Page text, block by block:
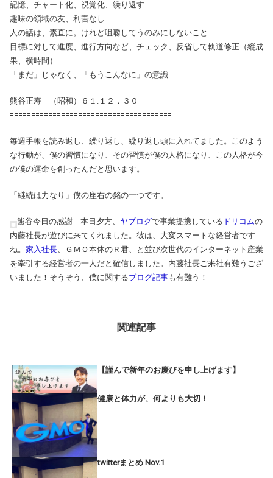
記憶、チャート化、視覚化、繰り返す
趣味の領域の友、利害なし
人の話は、素直に。けれど咀嚼してうのみにしないこと
目標に対して進度、進行方向など、チェック、反省して軌道修正（縦成
果、横時間）
「まだ」じゃなく、「もうこんなに」の意識
熊谷正寿 （昭和）６１.１２．３０
======================================
毎週手帳を読み返し、繰り返し、繰り返し頭に入れてました。このよう
な行動が、僕の習慣になり、その習慣が僕の人格になり、この人格が今
の僕の運命を創ったんだと思います。
「継続は力なり」僕の座右の銘の一つです。
熊谷今日の感謝 本日夕方、 ヤプログで事業提携している ドリコムの
内藤社長が遊びに来てくれました。彼は、大変スマートな経営者です
ね。 家入社長 、ＧＭＯ本体のＲ君、と並び次世代のインターネット産業
を牽引する経営者の一人だと確信しました。内藤社長ご来社有難うござ
いました！そうそう、僕に関するブログ記事も有難う！
関連記事
【謹んで新年のお慶びを申し上げます】
健康と体力が、何よりも大切！
twitterまとめ Nov.1